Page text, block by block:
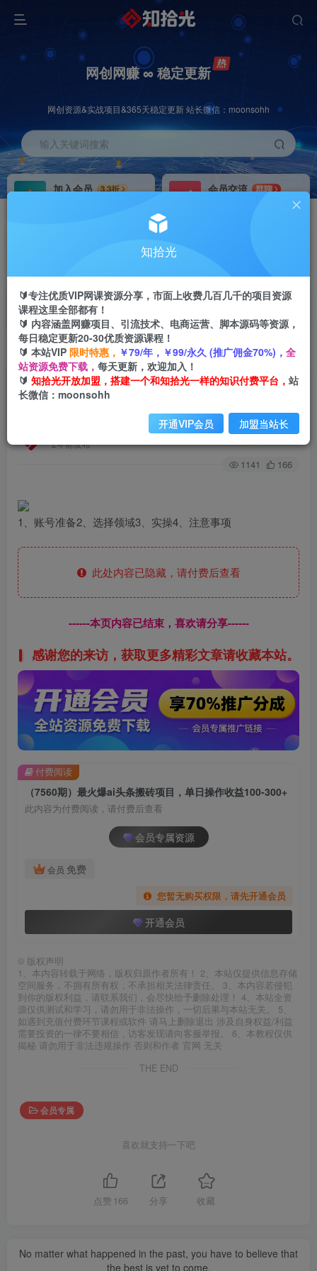
网创网赚 ∞ 稳定更新
网创资源&实战项目&365天稳定更新 站长微信：moonsohh
输入关键词搜索
加入会员
3.3折
会员交流
群聊
首页 创业课程 会员专属 正文
（7560期）最火爆ai头条搬砖项目，单日操作收益
100-300+
2年前发布
关注 私信
1141 166
1、账号准备2、选择领域3、实操4、注意事项
此处内容已隐藏，请付费后查看
------本页内容已结束，喜欢请分享------
感谢您的来访，获取更多精彩文章请收藏本站。
（7560期）最火爆ai头条搬砖项目，单日操作收益100-300+
此内容为付费阅读，请付费后查看
会员专属资源
会员 免费
您暂无购买权限，请先开通会员
开通会员
付费阅读
© 版权声明
1、本内容转载于网络，版权归原作者所有！ 2、本站仅提供信息存储
空间服务，不拥有所有权，不承担相关法律责任。 3、本内容若侵犯
到你的版权利益，请联系我们，会尽快给予删除处理！ 4、本站全资
源仅供测试和学习，请勿用于非法操作，一切后果与本站无关。 5、
如遇到充值付费环节课程或软件 请马上删除退出 涉及自身权益/利益
需要投资的一律不要相信，访客发现请向客服举报。 6、本教程仅供
揭秘 请勿用于非法违规操作 否则和作者 官网 无关
THE END
会员专属
喜欢就支持一下吧
点赞 166 分享 收藏
No matter what happened in the past, you have to believe that
the best is yet to come.
知拾光
🔰专注优质VIP网课资源分享，市面上收费几百几千的项目资源
课程这里全部都有！
🔰 内容涵盖网赚项目、引流技术、电商运营、脚本源码等资源，
每日稳定更新20-30优质资源课程！
🔰 本站VIP 限时特惠， ￥79/年，￥99/永久 (推广佣金70%)， 全
站资源免费下载， 每天更新，欢迎加入！
🔰 知拾光开放加盟，搭建一个和知拾光一样的知识付费平台， 站
长微信：moonsohh
开通VIP会员 加盟当站长